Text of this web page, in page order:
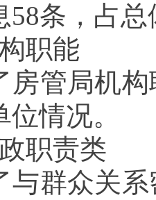
58条，占
职能
局机构
情况。
职责类
众关系